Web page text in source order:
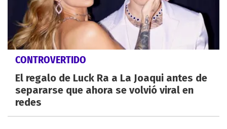
CONTROVERTIDO
El regalo de Luck Ra a La Joaqui antes de
separarse que ahora se volvió viral en
redes